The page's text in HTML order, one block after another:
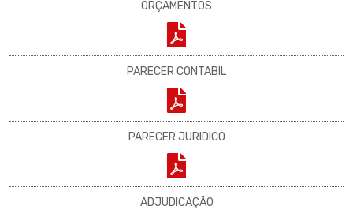
ORÇAMENTOS
PARECER CONTABIL
PARECER JURIDICO
ADJUDICAÇÃO